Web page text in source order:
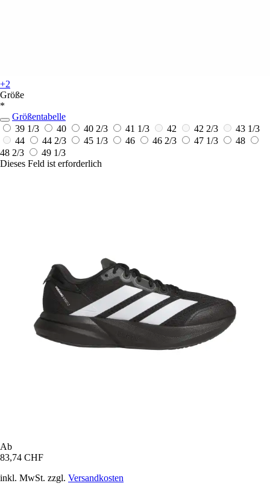
+2
Größe
*
Größentabelle
39 1/3
40 40 2/3 41 1/3 42 42 2/3
43 1/3
44
44 2/3 45 1/3 46 46 2/3 47 1/3
48
48 2/3
49 1/3
Dieses Feld ist erforderlich
Ab
83,74 CHF
inkl. MwSt. zzgl. Versandkosten